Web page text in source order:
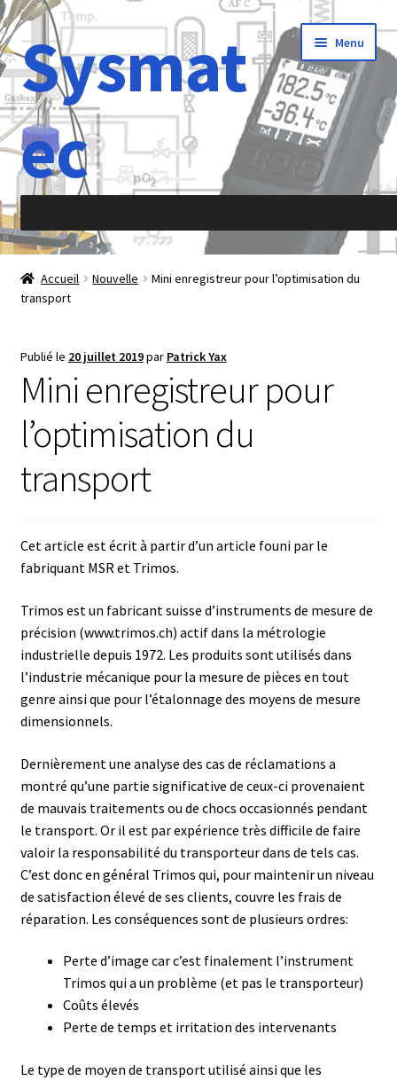
Aller
à
la
navigation
Aller
au
contenu
Sysmat
ec
Menu
Accueil
À propos de
Abréviations
Accélération
Afficheur
Agitateurs magnétiques
Agitateurs pour cultures
Agitation-Accessoires
Analyse de composés chimiques
Analyse de l’eau
Analyse des allergènes
Analyse des antibiotiques
Analyse des gaz
Analyse des toxines
Analyse du lait
Analyse du vin
Accueil Nouvelle
Mini enregistreur pour l’optimisation du
transport
Publié le 20 juillet 2019par Patrick Yax
Mini enregistreur pour
l’optimisation du
transport
Cet article est écrit à partir d’un article founi par le
fabriquant MSR et Trimos.
Trimos est un fabricant suisse d’instruments de mesure de
précision (www.trimos.ch) actif dans la métrologie
industrielle depuis 1972. Les produits sont utilisés dans
l’industrie mécanique pour la mesure de pièces en tout
genre ainsi que pour l’étalonnage des moyens de mesure
dimensionnels.
Dernièrement une analyse des cas de réclamations a
montré qu’une partie significative de ceux-ci provenaient
de mauvais traitements ou de chocs occasionnés pendant
le transport. Or il est par expérience très difficile de faire
valoir la responsabilité du transporteur dans de tels cas.
C’est donc en général Trimos qui, pour maintenir un niveau
de satisfaction élevé de ses clients, couvre les frais de
réparation. Les conséquences sont de plusieurs ordres:
Perte d’image car c’est finalement l’instrument
Trimos qui a un problème (et pas le transporteur)
Coûts élevés
Perte de temps et irritation des intervenants
Le type de moyen de transport utilisé ainsi que les